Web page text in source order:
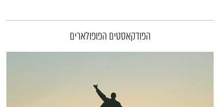
הפודקאסטים הפופולארים